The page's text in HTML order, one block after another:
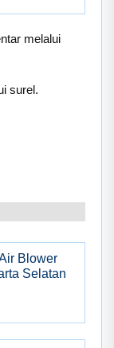
melalui
surel.
Blower
Selatan